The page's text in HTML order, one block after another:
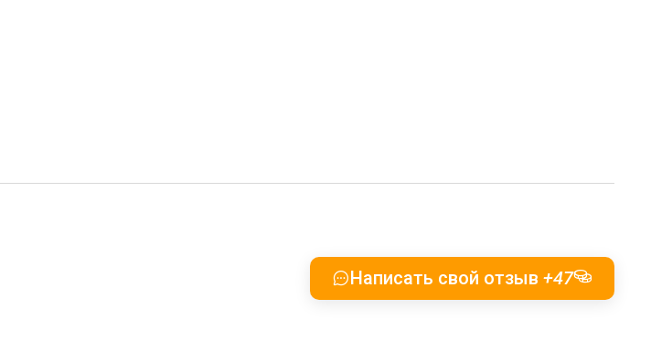
Написать свой отзыв +47